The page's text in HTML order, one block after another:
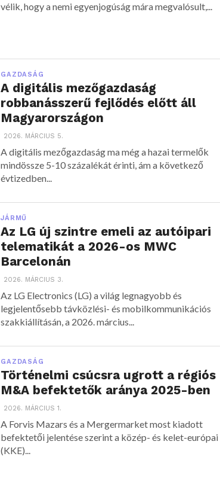
vélik, hogy a nemi egyenjogúság mára megvalósult,...
GAZDASÁG
A digitális mezőgazdaság
robbanásszerű fejlődés előtt áll
Magyarországon
2026. MÁRCIUS 5.
A digitális mezőgazdaság ma még a hazai termelők
mindössze 5-10 százalékát érinti, ám a következő
évtizedben...
JÁRMŰ
Az LG új szintre emeli az autóipari
telematikát a 2026-os MWC
Barcelonán
2026. MÁRCIUS 3.
Az LG Electronics (LG) a világ legnagyobb és
legjelentősebb távközlési- és mobilkommunikációs
szakkiállításán, a 2026. március...
GAZDASÁG
Történelmi csúcsra ugrott a régiós
M&A befektetők aránya 2025-ben
2026. MÁRCIUS 1.
A Forvis Mazars és a Mergermarket most kiadott
befektetői jelentése szerint a közép- és kelet-európai
(KKE)...